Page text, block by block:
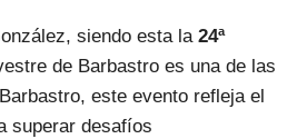
siendo esta la 24ª
de Barbastro es una de las
este evento refleja el
superar desafíos